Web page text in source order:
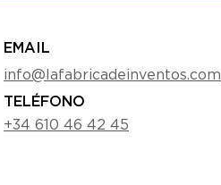
EMAIL
info@lafabricadeinventos.com
TELÉFONO
+34 610 46 42 45